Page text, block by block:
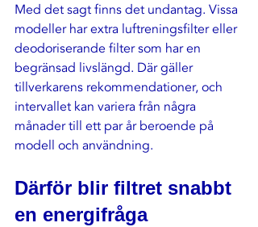
Med det sagt finns det undantag. Vissa
modeller har extra luftreningsfilter eller
deodoriserande filter som har en
begränsad livslängd. Där gäller
tillverkarens rekommendationer, och
intervallet kan variera från några
månader till ett par år beroende på
modell och användning.
Därför blir filtret snabbt
en energifråga